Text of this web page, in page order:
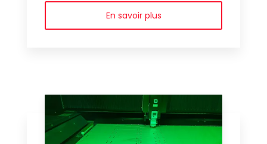
En savoir plus